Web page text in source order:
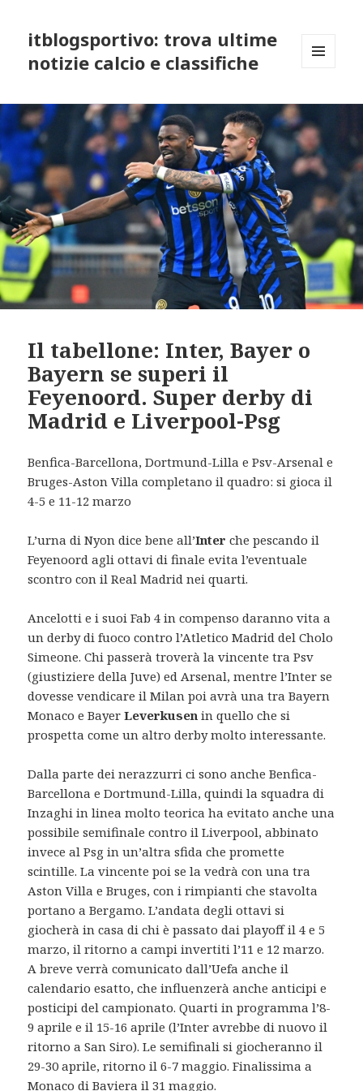
itblogsportivo: trova ultime
notizie calcio e classifiche
WIDGETS
Il tabellone: Inter, Bayer o
Bayern se superi il
Feyenoord. Super derby di
Madrid e Liverpool-Psg
Benfica-Barcellona, Dortmund-Lilla e Psv-Arsenal e
Bruges-Aston Villa completano il quadro: si gioca il
4-5 e 11-12 marzo
L’urna di Nyon dice bene all’Inter che pescando il
Feyenoord agli ottavi di finale evita l’eventuale
scontro con il Real Madrid nei quarti.
Ancelotti e i suoi Fab 4 in compenso daranno vita a
un derby di fuoco contro l’Atletico Madrid del Cholo
Simeone. Chi passerà troverà la vincente tra Psv
(giustiziere della Juve) ed Arsenal, mentre l’Inter se
dovesse vendicare il Milan poi avrà una tra Bayern
Monaco e BayerLeverkusen in quello che si
prospetta come un altro derby molto interessante.
Dalla parte dei nerazzurri ci sono anche Benfica-
Barcellona e Dortmund-Lilla, quindi la squadra di
Inzaghi in linea molto teorica ha evitato anche una
possibile semifinale contro il Liverpool, abbinato
invece al Psg in un’altra sfida che promette
scintille. La vincente poi se la vedrà con una tra
Aston Villa e Bruges, con i rimpianti che stavolta
portano a Bergamo. L’andata degli ottavi si
giocherà in casa di chi è passato dai playoff il 4 e 5
marzo, il ritorno a campi invertiti l’11 e 12 marzo.
A breve verrà comunicato dall’Uefa anche il
calendario esatto, che influenzerà anche anticipi e
posticipi del campionato. Quarti in programma l’8-
9 aprile e il 15-16 aprile (l’Inter avrebbe di nuovo il
ritorno a San Siro). Le semifinali si giocheranno il
29-30 aprile, ritorno il 6-7 maggio. Finalissima a
Monaco di Baviera il 31 maggio.